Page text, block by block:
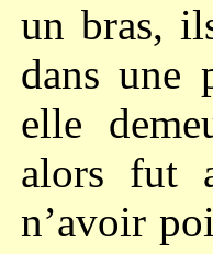
un bras,
dans une
elle
alors fut
n’avoir